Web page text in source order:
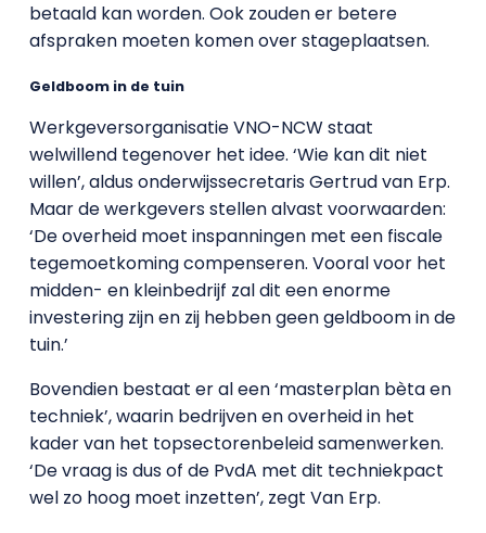
betaald kan worden. Ook zouden er betere
afspraken moeten komen over stageplaatsen.
Geldboom in de tuin
Werkgeversorganisatie VNO-NCW staat
welwillend tegenover het idee. ‘Wie kan dit niet
willen’, aldus onderwijssecretaris Gertrud van Erp.
Maar de werkgevers stellen alvast voorwaarden:
‘De overheid moet inspanningen met een fiscale
tegemoetkoming compenseren. Vooral voor het
midden- en kleinbedrijf zal dit een enorme
investering zijn en zij hebben geen geldboom in de
tuin.’
Bovendien bestaat er al een ‘masterplan bèta en
techniek’, waarin bedrijven en overheid in het
kader van het topsectorenbeleid samenwerken.
‘De vraag is dus of de PvdA met dit techniekpact
wel zo hoog moet inzetten’, zegt Van Erp.